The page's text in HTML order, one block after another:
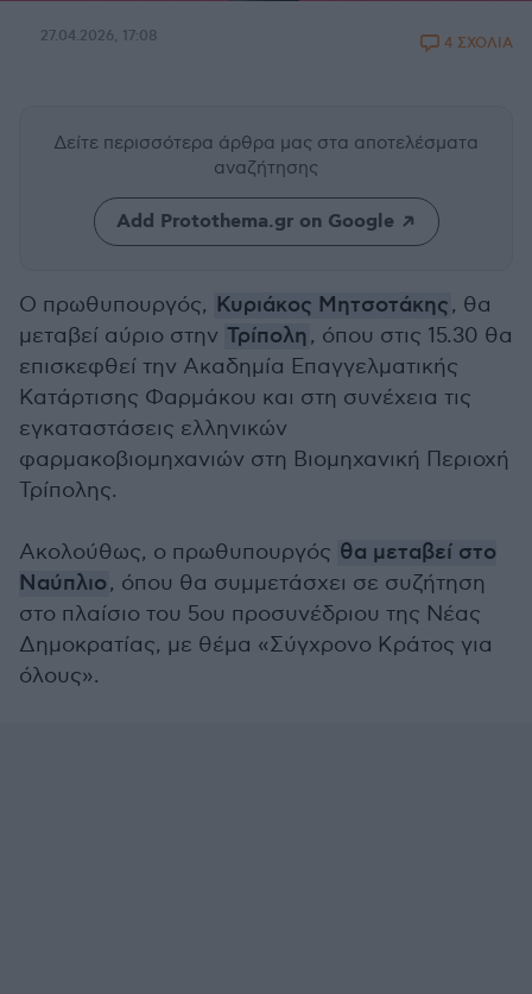
27.04.2026, 17:08 4 ΣΧΟΛΙΑ
Δείτε περισσότερα άρθρα μας στα αποτελέσματα
αναζήτησης
Add Protothema.gr on Google
Ο πρωθυπουργός, Κυριάκος Μητσοτάκης, θα
μεταβεί αύριο στην Τρίπολη, όπου στις 15.30 θα
επισκεφθεί την Ακαδημία Επαγγελματικής
Κατάρτισης Φαρμάκου και στη συνέχεια τις
εγκαταστάσεις ελληνικών
φαρμακοβιομηχανιών στη Βιομηχανική Περιοχή
Τρίπολης.
Ακολούθως, ο πρωθυπουργός θα μεταβεί στο
Ναύπλιο, όπου θα συμμετάσχει σε συζήτηση
στο πλαίσιο του 5ου προσυνέδριου της Νέας
Δημοκρατίας, με θέμα «Σύγχρονο Κράτος για
όλους».